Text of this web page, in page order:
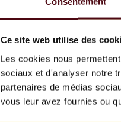
Ce site web utilise des
Les cookies nous
sociaux et d'analyser notre
partenaires de médias
vous leur avez fournies ou